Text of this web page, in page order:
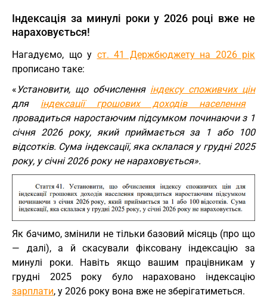
Індексація за минулі роки у 2026 році вже не
нараховується!
Нагадуємо, що у ст. 41 Держбюджету на 2026 рік
прописано таке:
«Установити, що обчислення індексу споживчих цін
для індексації грошових доходів населення
провадиться наростаючим підсумком починаючи з 1
січня 2026 року, який приймається за 1 або 100
відсотків. Сума індексації, яка склалася у грудні 2025
року, у січні 2026 року не нараховується».
Як бачимо, змінили не тільки базовий місяць (про що
— далі), а й скасували фіксовану індексацію за
минулі роки. Навіть якщо вашим працівникам у
грудні 2025 року було нараховано індексацію
зарплати, у 2026 року вона вже не зберігатиметься.